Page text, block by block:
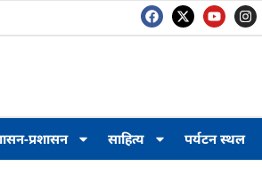
प्रशासन साहित्य पर्यटन स्थल